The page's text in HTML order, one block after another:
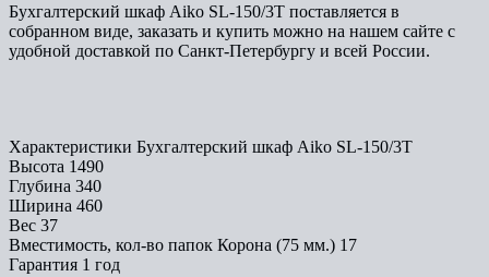
Бухгалтерский шкаф Aiko SL-150/3T поставляется в
собранном виде, заказать и купить можно на нашем сайте с
удобной доставкой по Санкт-Петербургу и всей России.
Характеристики Бухгалтерский шкаф Aiko SL-150/3T
Высота 1490
Глубина 340
Ширина 460
Вес 37
Вместимость, кол-во папок Корона (75 мм.) 17
Гарантия 1 год